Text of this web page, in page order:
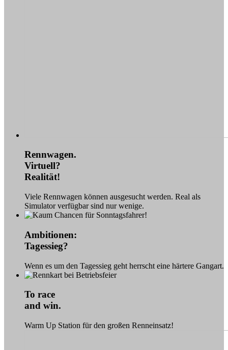
Rennwagen.
Virtuell?
Realität!
Viele Rennwagen können ausgesucht werden. Real als
Simulator verfügbar sind nur wenige.
Ambitionen:
Tagessieg?
Wenn es um den Tagessieg geht herrscht eine härtere Gangart.
To race
and win.
Warm Up Station für den großen Renneinsatz!